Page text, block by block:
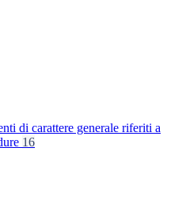
di carattere generale riferiti a
16